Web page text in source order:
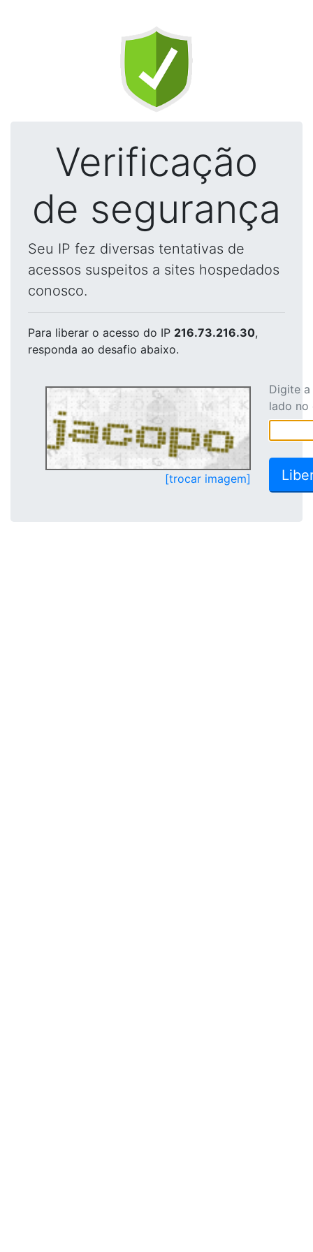
Verificação
de segurança
Seu IP fez diversas tentativas de
acessos suspeitos a sites hospedados
conosco.
Para liberar o acesso do IP 216.73.216.30,
responda ao desafio abaixo.
[trocar imagem]
Digite
lado no